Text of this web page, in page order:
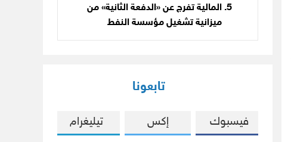
المالية تفرج عن «الدفعة الثانية» من
ميزانية تشغيل مؤسسة النفط
تابعونا
فيسبوك إكس تيليغرام